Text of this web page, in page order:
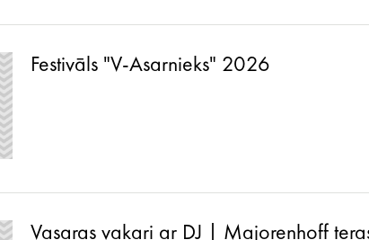
Festivāls "V-Asarnieks" 2026
Vasaras vakari ar DJ | Majorenhoff